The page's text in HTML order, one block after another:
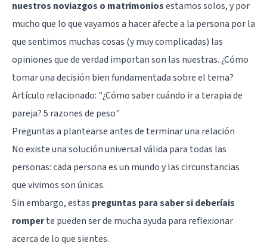
nuestros noviazgos o matrimoniosestamos solos, y por
mucho que lo que vayamos a hacer afecte a la persona por la
que sentimos muchas cosas (y muy complicadas) las
opiniones que de verdad importan son las nuestras. ¿Cómo
tomar una decisión bien fundamentada sobre el tema?
Artículo relacionado: "¿Cómo saber cuándo ir a terapia de
pareja? 5 razones de peso"
Preguntas a plantearse antes de terminar una relación
No existe una solución universal válida para todas las
personas: cada persona es un mundo y las circunstancias
que vivimos son únicas.
Sin embargo, estas preguntas para saber si deberíais
romperte pueden ser de mucha ayuda para reflexionar
acerca de lo que sientes.